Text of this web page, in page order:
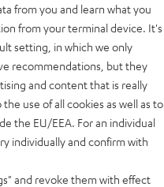
from you and learn what you
from your terminal device. It's
setting, in which we only
recommendations, but they
and content that is really
the use of all cookies as well as to
the EU/EEA. For an individual
individually and confirm with
and revoke them with effect